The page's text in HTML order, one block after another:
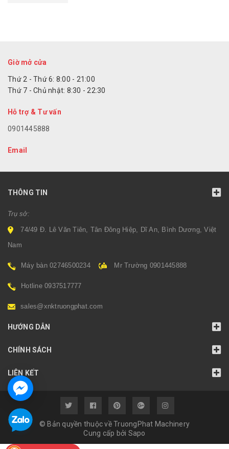
Giờ mở cửa
Thứ 2 - Thứ 6: 8:00 - 21:00
Thứ 7 - Chủ nhật: 8:30 - 22:30
Hỗ trợ & Tư vấn
0901445888
Email
THÔNG TIN
Trụ sở:
74/49 Đ. Lê Văn Tiên, Tân Đông Hiệp, Dĩ An, Bình Dương, Việt
Nam
Máy bàn 02746500234 Mr Trường 0901445888
Hotline 0937517777
sales@xnktruongphat.com
HƯỚNG DẪN
CHÍNH SÁCH
LIÊN KẾT
© Bản quyền thuộc về TruongPhat Machinery
Cung cấp bởi Sapo